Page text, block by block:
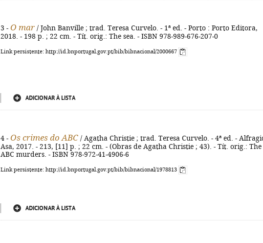
3 - O mar / John Banville ; trad. Teresa Curvelo. - 1ª ed. - Porto : Porto Editora,
2018. - 198 p. ; 22 cm. - Tít. orig.: The sea. - ISBN 978-989-676-207-0
Link persistente: http://id.bnportugal.gov.pt/bib/bibnacional/2000667
ADICIONAR À LISTA
4 - Os crimes do ABC / Agatha Christie ; trad. Teresa Curvelo. - 4ª ed. -
Asa, 2017. - 213, [11] p. ; 22 cm. - (Obras de Agatha Christie ; 43). - Tít. orig.: The
ABC murders. - ISBN 978-972-41-4906-6
Link persistente: http://id.bnportugal.gov.pt/bib/bibnacional/1978813
ADICIONAR À LISTA